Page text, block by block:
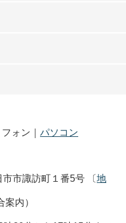
ォン｜ パソコン
市諏訪町１番5号 〔地
案内）